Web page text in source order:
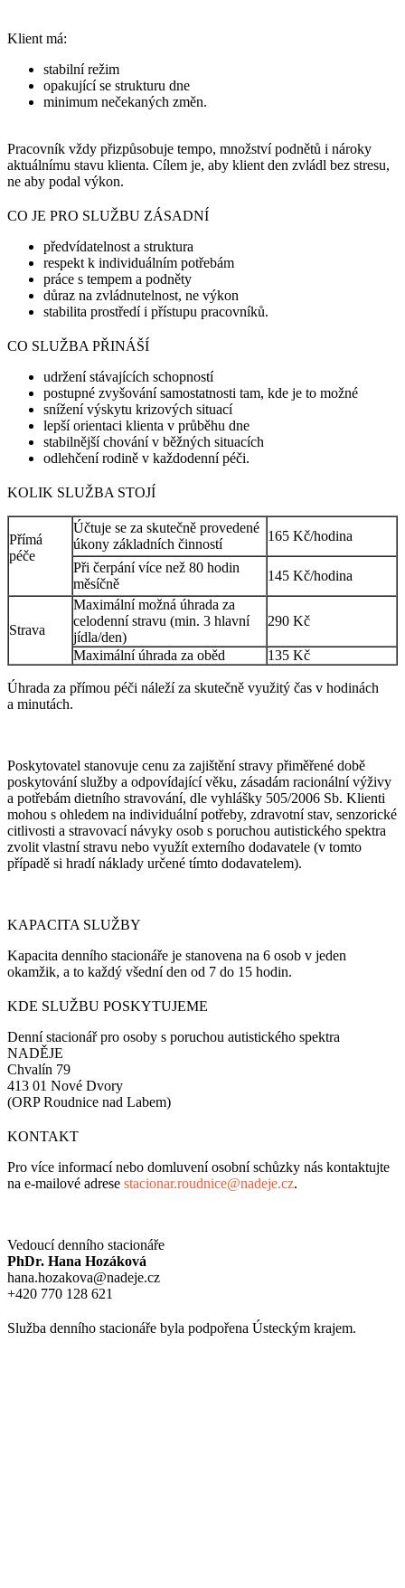
Klient má:
stabilní režim
opakující se strukturu dne
minimum nečekaných změn.
Pracovník vždy přizpůsobuje tempo, množství podnětů i nároky
aktuálnímu stavu klienta. Cílem je, aby klient den zvládl bez stresu,
ne aby podal výkon.
CO JE PRO SLUŽBU ZÁSADNÍ
předvídatelnost a struktura
respekt k individuálním potřebám
práce s tempem a podněty
důraz na zvládnutelnost, ne výkon
stabilita prostředí i přístupu pracovníků.
CO SLUŽBA PŘINÁŠÍ
udržení stávajících schopností
postupné zvyšování samostatnosti tam, kde je to možné
snížení výskytu krizových situací
lepší orientaci klienta v průběhu dne
stabilnější chování v běžných situacích
odlehčení rodině v každodenní péči.
KOLIK SLUŽBA STOJÍ
Přímá
péče
Účtuje se za skutečně provedené
úkony základních činností
165 Kč/hodina
Při čerpání více než 80 hodin
měsíčně
145 Kč/hodina
Strava
Maximální možná úhrada za
celodenní stravu (min. 3 hlavní
jídla/den)
290 Kč
Maximální úhrada za oběd 135 Kč
Úhrada za přímou péči náleží za skutečně využitý čas v hodinách
a minutách.
Poskytovatel stanovuje cenu za zajištění stravy přiměřené době
poskytování služby a odpovídající věku, zásadám racionální výživy
a potřebám dietního stravování, dle vyhlášky 505/2006 Sb. Klienti
mohou s ohledem na individuální potřeby, zdravotní stav, senzorické
citlivosti a stravovací návyky osob s poruchou autistického spektra
zvolit vlastní stravu nebo využít externího dodavatele (v tomto
případě si hradí náklady určené tímto dodavatelem).
KAPACITA SLUŽBY
Kapacita denního stacionáře je stanovena na 6 osob v jeden
okamžik, a to každý všední den od 7 do 15 hodin.
KDE SLUŽBU POSKYTUJEME
Denní stacionář pro osoby s poruchou autistického spektra
NADĚJE
Chvalín 79
413 01 Nové Dvory
(ORP Roudnice nad Labem)
KONTAKT
Pro více informací nebo domluvení osobní schůzky nás kontaktujte
na e-mailové adrese stacionar.roudnice@nadeje.cz.
Vedoucí denního stacionáře
PhDr. Hana Hozáková
hana.hozakova@nadeje.cz
+420 770 128 621
Služba denního stacionáře byla podpořena Ústeckým krajem.